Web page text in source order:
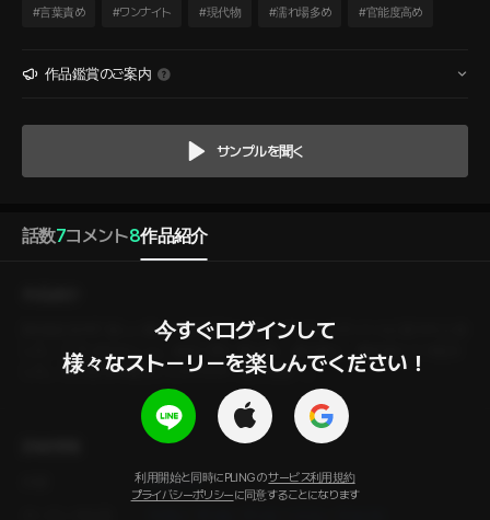
#言葉責め #ワンナイト #現代物 #濡れ場多め #官能度高め
作品鑑賞のご案内
サンプルを聞く
話数7コメント8作品紹介
今すぐログインして
様々なストーリーを楽しんでください！
利用開始と同時にPLINGのサービス利用規約
プライバシーポリシーに同意することになります
【韓国語音声】 「寂しい夜、一緒に過ごしましょう」というタイトルに惹かれ入室
した、アプリ内のルーム。初めて聞く男の声。 彼は私に、服を脱ぐよう指示
した。 男の命令を断ることができず、始まる夜ー。
チェリン